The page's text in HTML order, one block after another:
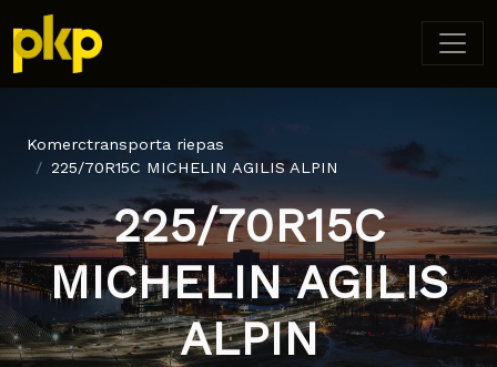
Komerctransporta riepas
225/70R15C MICHELIN AGILIS ALPIN
225/70R15C
MICHELIN AGILIS
ALPIN